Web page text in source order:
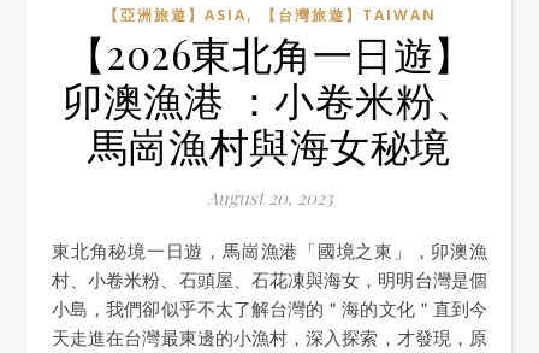
【亞洲旅遊】ASIA, 【台灣旅遊】TAIWAN
【2026東北角一日遊】
卯澳漁港 ：小卷米粉、
馬崗漁村與海女秘境
August 20, 2023
東北角秘境一日遊，馬崗漁港「國境之東」，卯澳漁
村、︀小卷米粉、︀石頭屋、︀石花凍與海女，明明台灣是個
小島，我們卻似乎不太了解台灣的＂海的文化＂直到今
天走進在台灣最東邊的小漁村，深入探索，才發現，原